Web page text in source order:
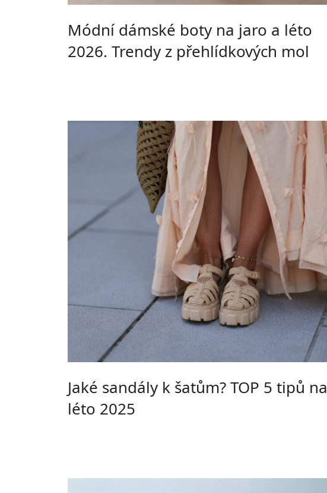
Módní dámské boty na jaro a léto
2026. Trendy z přehlídkových mol
Jaké sandály k šatům? TOP 5 tipů na
léto 2025